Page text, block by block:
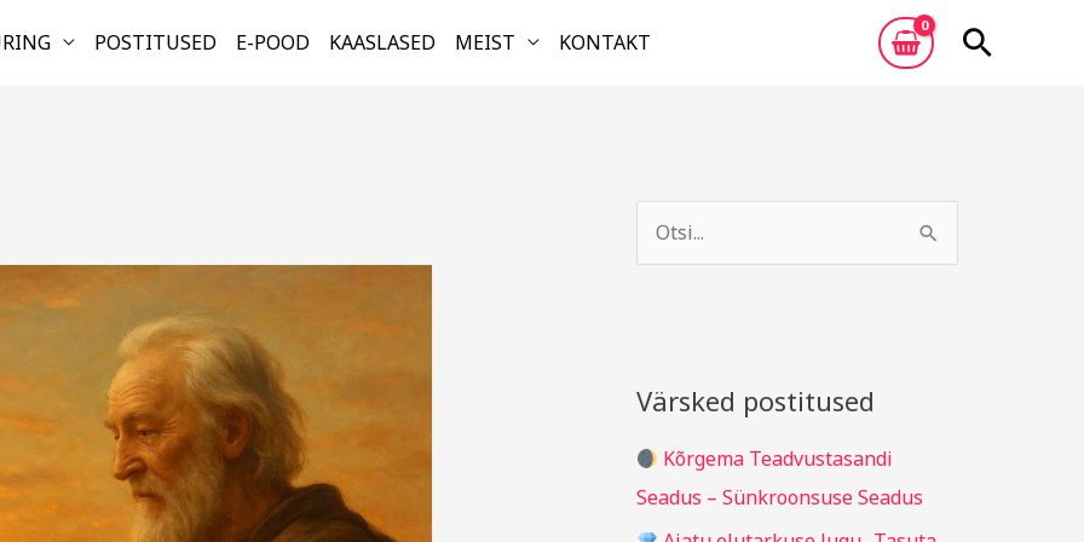
POSTITUSED E-POOD KAASLASED MEIST KONTAKT Otsi
c
f
o
Värsked postitused
Kõrgema Teadvustasandi
Seadus – Sünkroonsuse Seadus
h
b
g
i
d